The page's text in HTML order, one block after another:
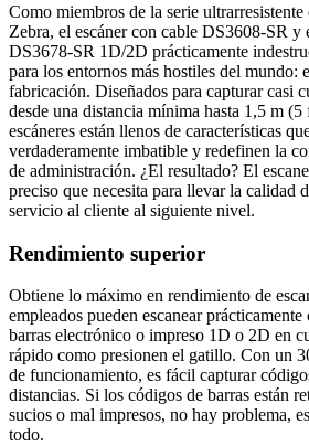
Como miembros de la serie ultrarresistente
Zebra, el escáner con cable DS3608-SR y
DS3678-SR 1D/2D prácticamente
para los entornos más hostiles del mundo:
fabricación. Diseñados para capturar casi
desde una distancia mínima hasta 1,5 m (5
escáneres están llenos de características
verdaderamente imbatible y redefinen la
de administración. ¿El resultado? El
preciso que necesita para llevar la calidad
servicio al cliente al siguiente nivel.
Rendimiento superior
Obtiene lo máximo en rendimiento de
empleados pueden escanear
barras electrónico o impreso 1D o 2D en
rápido como presionen el gatillo. Con un
de funcionamiento, es fácil capturar
distancias. Si los códigos de barras están
sucios o mal impresos, no hay problema,
todo.